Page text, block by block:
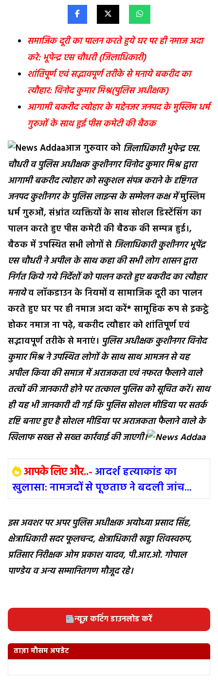
समाजिक दूरी का पालन करते हुये घर पर ही नमाज अदा
करे: भूपेन्द्र एस चौधरी (जिलाधिकारी)
शांतिपूर्ण एवं सद्भावपूर्ण तरीके से मनाये बकरीद का
त्यौहार: विनोद कुमार मिश्र(पुलिस अधीक्षक)
आगामी बकरीद त्योहार के मद्देनजर जनपद के मुस्लिम धर्म
गुरुओं के साथ हुई पीस कमेटी की बैठक
आज गुरुवार को जिलाधिकारी भुपेन्द्र एस.
चौधरी व पुलिस अधीक्षक कुशीनगर विनोद कुमार मिश्र द्वारा
आगामी बकरीद त्योहार को सकुशल संपन्न कराने के दृष्टिगत
जनपद कुशीनगर के पुलिस लाइन्स के सम्मेलन कक्ष मेंमुस्लिम
धर्म गुरुओं, संभ्रांत व्यक्तियों के साथ सोशल डिस्टेंसिंग का
पालन करते हुए पीस कमेटी की बैठक की सम्पन्न हुई।,
बैठक में उपस्थित सभी लोगों से जिलाधिकारी कुशीनगर भूपेंद्र
एस चौधरी ने अपील के साथ कहा की सभी लोग शासन द्वारा
निर्गत किये गये निर्देशों को पालन करते हुए बकरीद का त्यौहार
मनायेव लॉकडाउन के नियमों व सामाजिक दूरी का पालन
करते हुए घर पर ही नमाज अदा करें* सामूहिक रूप से इकट्ठे
होकर नमाज ना पढ़े, बकरीद त्यौहार को शांतिपूर्ण एवं
सद्भावपूर्ण तरीके से मनाएं। पुलिस अधीक्षक कुशीनगर विनोद
कुमार मिश्र ने उपस्थित लोगों के साथ साथ आमजन से यह
अपील किया की समाज में अराजकता एवं नफरत फैलाने वाले
तत्वों की जानकारी होने पर तत्काल पुलिस को सूचित करें। साथ
ही यह भी जानकारी दी गई कि पुलिस सोशल मीडिया पर सतर्क
दृष्टि बनाए हुए है सोशल मीडिया पर अराजकता फैलाने वाले के
खिलाफ सख्त से सख्त कार्रवाई की जाएगी।
आपके लिए और..- आदर्श हत्याकांड का
खुलासा: नामजदों से पूछताछ ने बदली जांच...
इस अवशर पर अपर पुलिस अधीक्षक अयोध्या प्रसाद सिंह,
क्षेत्राधिकारी सदर फूलचन्द, क्षेत्राधिकारी खड्डा शिवस्वरुप,
प्रतिसार निरीक्षक ओम प्रकाश यादव, पी.आर.ओ. गोपाल
पाण्डेय व अन्य सम्मानितगण मौजूद रहे।
न्यूज़ कटिंग डाउनलोड करें
ताज़ा मौसम अपडेट